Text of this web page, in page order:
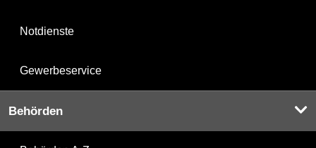
Notdienste
Gewerbeservice
Behörden